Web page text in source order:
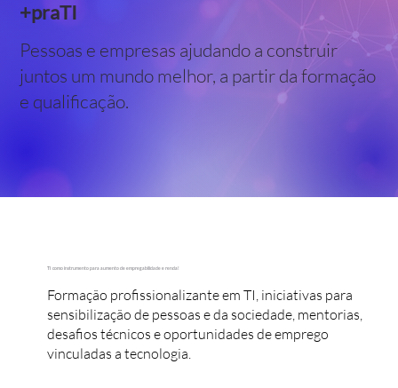
+praTI
Pessoas e empresas ajudando a construir
juntos um mundo melhor, a partir da formação
e qualificação.
TI como instrumento para aumento de empregabilidade e renda!
Formação profissionalizante em TI, iniciativas para
sensibilização de pessoas e da sociedade, mentorias,
desafios técnicos e oportunidades de emprego
vinculadas a tecnologia.